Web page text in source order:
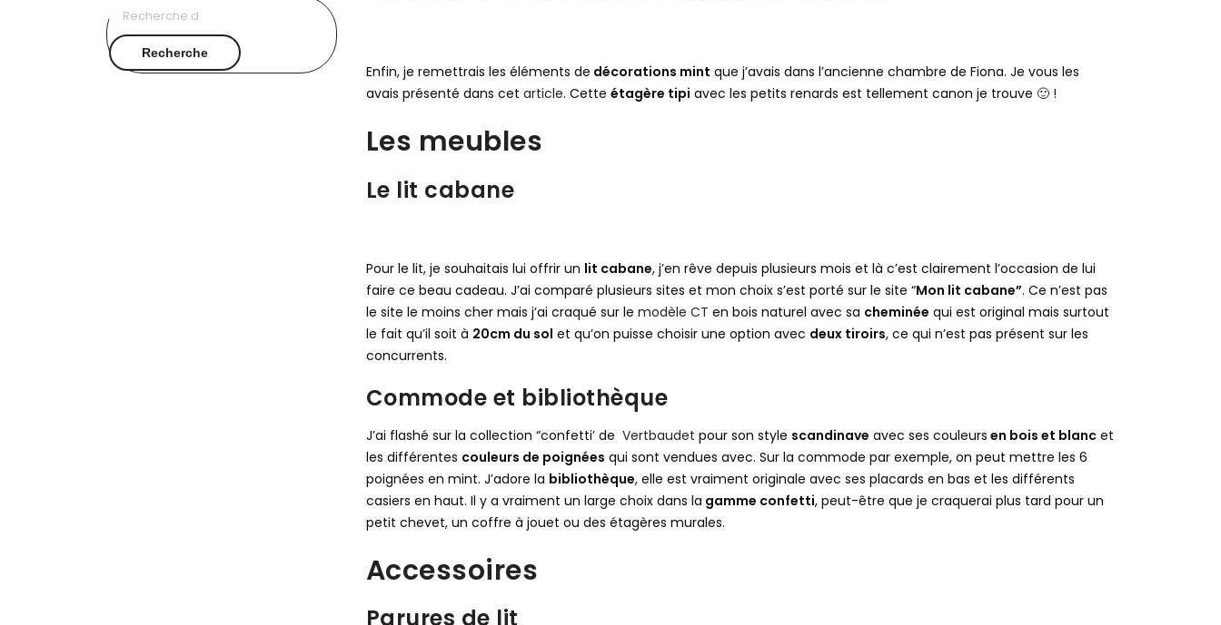
Enfin, je remettrais les éléments de décorations mint que j’avais dans l’ancienne chambre de Fiona. Je vous les
avais présenté dans cet article. Cette étagère tipi avec les petits renards est tellement canon je trouve 🙂 !
Les meubles
Le lit cabane
Pour le lit, je souhaitais lui offrir un lit cabane, j’en rêve depuis plusieurs mois et là c’est clairement l’occasion de lui
faire ce beau cadeau. J’ai comparé plusieurs sites et mon choix s’est porté sur le site “Mon lit cabane”. Ce n’est pas
le site le moins cher mais j’ai craqué sur le modèle CT en bois naturel avec sa cheminée qui est original mais surtout
le fait qu’il soit à 20cm du sol et qu’on puisse choisir une option avec deux tiroirs, ce qui n’est pas présent sur les
concurrents.
Commode et bibliothèque
J’ai flashé sur la collection “confetti’ de Vertbaudet pour son style scandinave avec ses couleurs en bois et blancet
les différentes couleurs de poignées qui sont vendues avec. Sur la commode par exemple, on peut mettre les 6
poignées en mint. J’adore la bibliothèque, elle est vraiment originale avec ses placards en bas et les différents
casiers en haut. Il y a vraiment un large choix dans la gamme confetti, peut-être que je craquerai plus tard pour un
petit chevet, un coffre à jouet ou des étagères murales.
Accessoires
Parures de lit
pour :
Recherche